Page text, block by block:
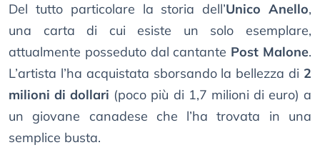
Del tutto particolare la storia dell’Unico Anello,
una carta di cui esiste un solo esemplare,
attualmente posseduto dal cantante Post Malone.
L’artista l’ha acquistata sborsando la bellezza di 2
milioni di dollari (poco più di 1,7 milioni di euro) a
un giovane canadese che l’ha trovata in una
semplice busta.